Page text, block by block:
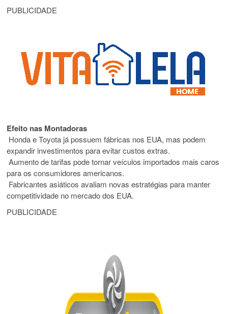
PUBLICIDADE
Efeito nas Montadoras
Honda e Toyota já possuem fábricas nos EUA, mas podem
expandir investimentos para evitar custos extras.
Aumento de tarifas pode tornar veículos importados mais caros
para os consumidores americanos.
Fabricantes asiáticos avaliam novas estratégias para manter
competitividade no mercado dos EUA.
PUBLICIDADE